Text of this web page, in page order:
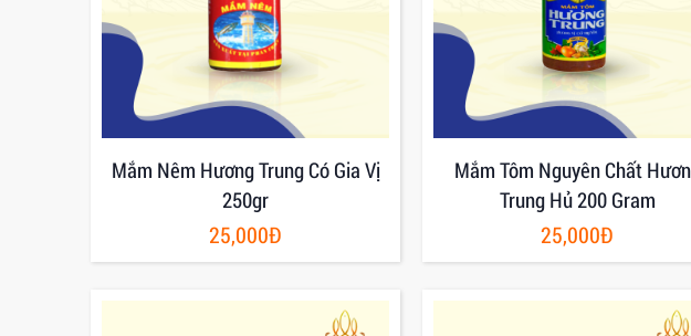
Mắm Nêm Hương Trung Có Gia Vị
250gr
25,000Đ
Mắm Tôm Nguyên Chất
Trung Hủ 200 Gram
25,000Đ